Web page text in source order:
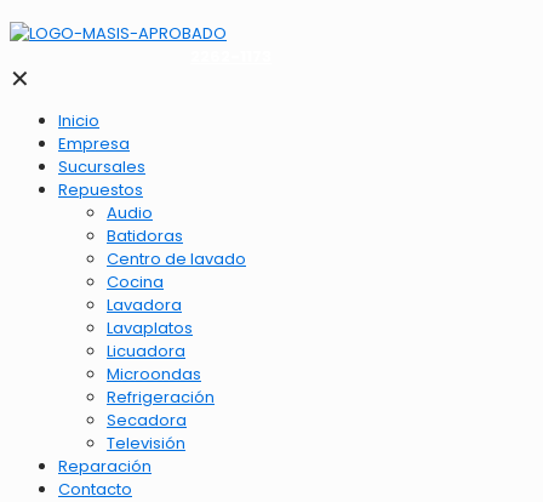
✕
Inicio
Empresa
Sucursales
Repuestos
Audio
Batidoras
Centro de lavado
Cocina
Lavadora
Lavaplatos
Licuadora
Microondas
Refrigeración
Secadora
Televisión
Reparación
Contacto